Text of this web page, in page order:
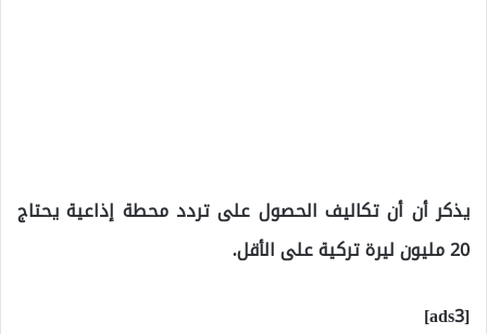
يذكر أن أن تكاليف الحصول على تردد محطة إذاعية يحتاج
20 مليون ليرة تركية على الأقل.
[ads3]